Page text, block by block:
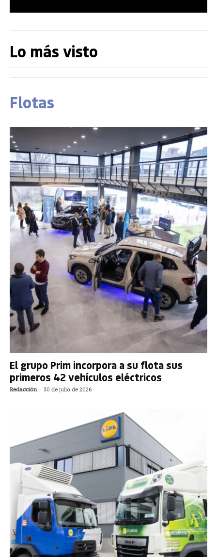
Lo más visto
Flotas
El grupo Prim incorpora a su flota sus
primeros 42 vehículos eléctricos
Redacción - 30 de julio de 2026